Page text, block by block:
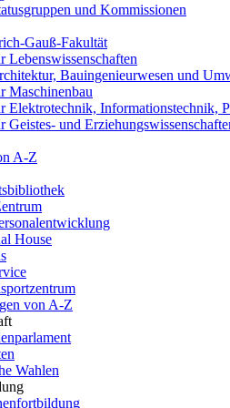
und Kommissionen
Gauß-Fakultät
Lebenswissenschaften
Bauingenieurwesen und
Maschinenbau
Elektrotechnik, Informationstechnik,
Geistes- und
A-Z
House
von A-Z
Wahlen